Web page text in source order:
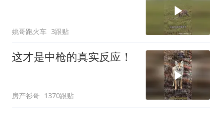
姚哥跑火车 3跟贴
这才是中枪的真实反应！
房产衫哥 1370跟贴